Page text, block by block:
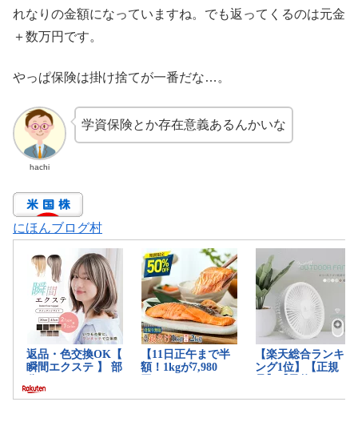
れなりの金額になっていますね。でも返ってくるのは元金
＋数万円です。
やっぱ保険は掛け捨てが一番だな…。
hachi
学資保険とか存在意義あるんかいな
にほんブログ村